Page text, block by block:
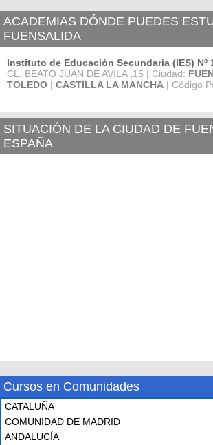
ACADEMIAS DÓNDE PUEDES
FUENSALIDA
Instituto de Educación Secundaria (IES) Nº
CL. BEATO JUAN DE AVILA ,15 | Ciudad:
TOLEDO | CASTILLA LA MANCHA | Código
SITUACIÓN DE LA CIUDAD DE
ESPAÑA
Cursos en Comunidades
CATALUÑA
COMUNIDAD DE MADRID
ANDALUCÍA